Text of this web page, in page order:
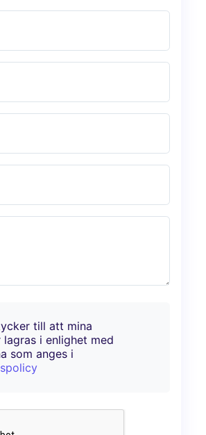
till att mina
i enlighet med
som anges i